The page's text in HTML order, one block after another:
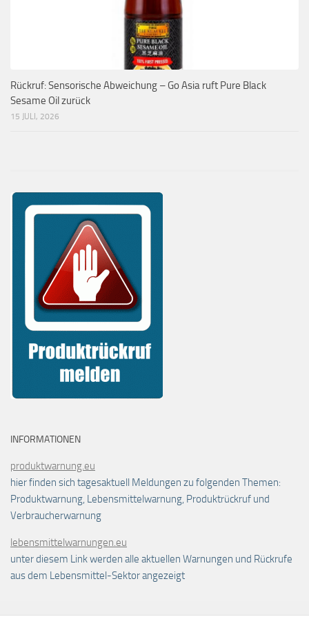
Rückruf: Sensorische Abweichung – Go Asia ruft Pure Black
Sesame Oil zurück
15 JULI, 2026
INFORMATIONEN
produktwarnung.eu
hier finden sich tagesaktuell Meldungen zu folgenden Themen:
Produktwarnung, Lebensmittelwarnung, Produktrückruf und
Verbraucherwarnung
lebensmittelwarnungen.eu
unter diesem Link werden alle aktuellen Warnungen und Rückrufe
aus dem Lebensmittel-Sektor angezeigt